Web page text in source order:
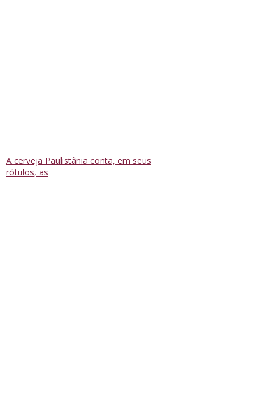
A cerveja Paulistânia conta, em seus
rótulos, as